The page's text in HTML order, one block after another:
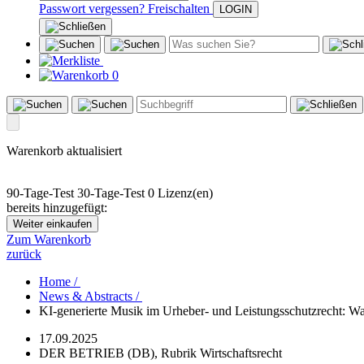
Passwort vergessen? Freischalten
0
Warenkorb aktualisiert
90-Tage-Test 30-Tage-Test 0 Lizenz(en)
bereits hinzugefügt:
Weiter einkaufen
Zum Warenkorb
zurück
Home /
News & Abstracts /
KI-generierte Musik im Urheber- und Leistungsschutzrecht:
17.09.2025
DER BETRIEB (DB), Rubrik Wirtschaftsrecht